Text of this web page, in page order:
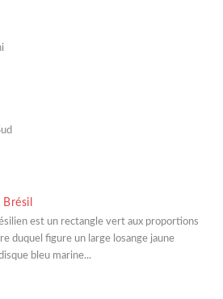
est un rectangle vert aux proportions
duquel figure un large losange jaune
bleu marine...